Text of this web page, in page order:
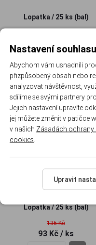
Lopatka / 25 ks (bal)
93 Kč / ks
-
Háčky Tubertini Série 2 RED
14
Lopatka / 25 ks (bal)
136 Kč
93 Kč / ks
Nastavení
Abychom vám usnadnili
přizpůsobený obsah nebo
analyzovat návštěvnost,
sdílíme se svými partnery
Jejich nastavení upravíte
jej můžete změnit v patičce
v našich Zásadách
cookies
Upravit